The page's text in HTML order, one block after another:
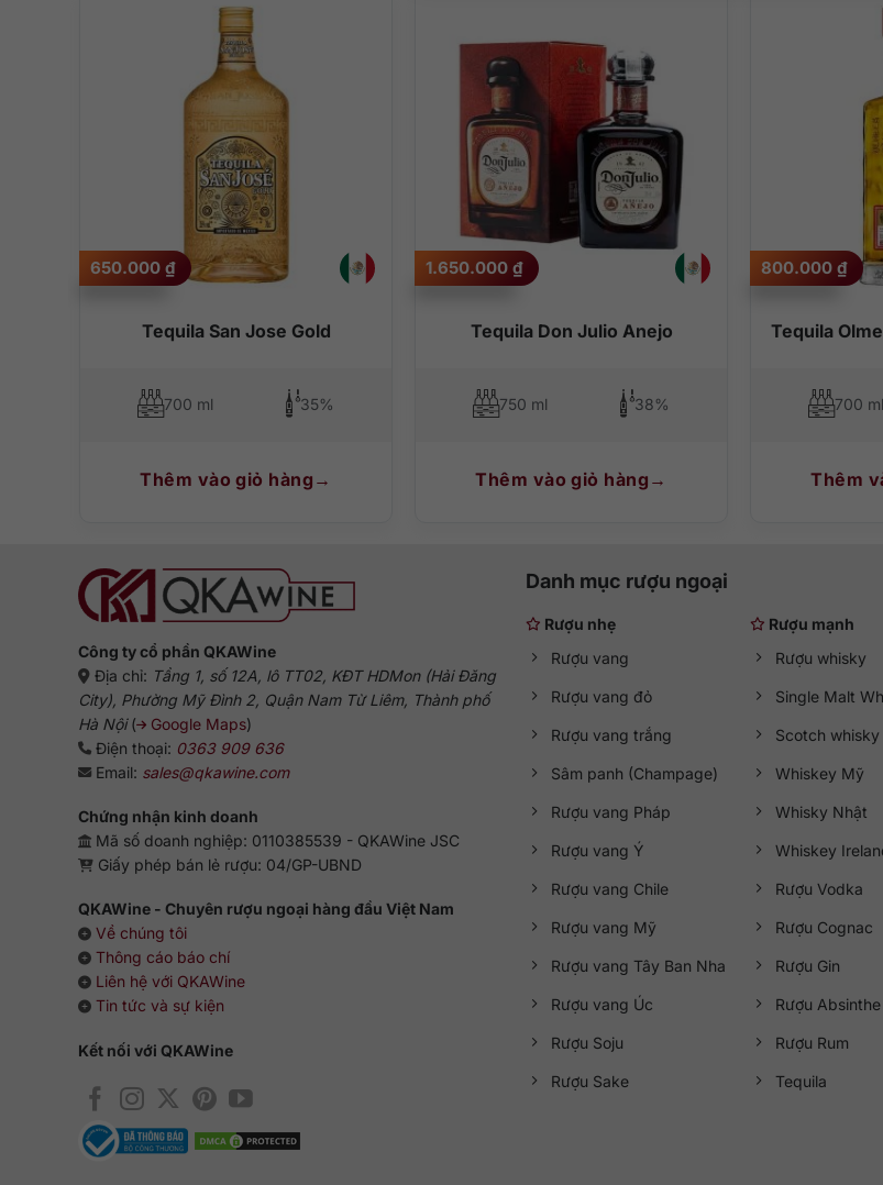
Bạn có thể uống rượu trực tiếp để cảm nhận hương vị nguyên bản, uống nó cùng đá lạnh hoặc nếm cùng
trong nhiều kiểu cocktail cao cấp như Margarita chẳng hạn.
Tequila San Jose Gold
650.000 ₫
700 ml 35%
Thêm vào giỏ hàng
Tequila Don Julio Anejo
1.650.000 ₫
750 ml 38%
Thêm vào giỏ hàng
Tequila
800.000 ₫
700 ml
Thêm
Công ty cổ phần QKAWine
Địa chỉ: Tầng 1, số 12A, lô TT02, KĐT HDMon (Hải Đăng
City), Phường Mỹ Đình 2, Quận Nam Từ Liêm, Thành phố
Hà Nội( Google Maps)
Điện thoại: 0363 909 636
Email: sales@qkawine.com
Chứng nhận kinh doanh
Mã số doanh nghiệp: 0110385539 - QKAWine JSC
Giấy phép bán lẻ rượu: 04/GP-UBND
QKAWine - Chuyên rượu ngoại hàng đầu Việt Nam
Về chúng tôi
Thông cáo báo chí
Liên hệ với QKAWine
Tin tức và sự kiện
Kết nối với QKAWine
Danh mục rượu ngoại
Rượu nhẹ
Rượu vang
Rượu vang đỏ
Rượu vang trắng
Sâm panh (Champage)
Rượu vang Pháp
Rượu vang Ý
Rượu vang Chile
Rượu vang Mỹ
Rượu vang Tây Ban Nha
Rượu vang Úc
Rượu Soju
Rượu Sake
Rượu mạnh
Rượu whisky
Single Malt
Scotch whisky
Whiskey Mỹ
Whisky Nhật
Whiskey
Rượu Vodka
Rượu Cognac
Rượu Gin
Rượu Absinthe
Rượu Rum
Tequila